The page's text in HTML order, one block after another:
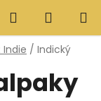
Hledat
KOŠÍK
Indie / Indický